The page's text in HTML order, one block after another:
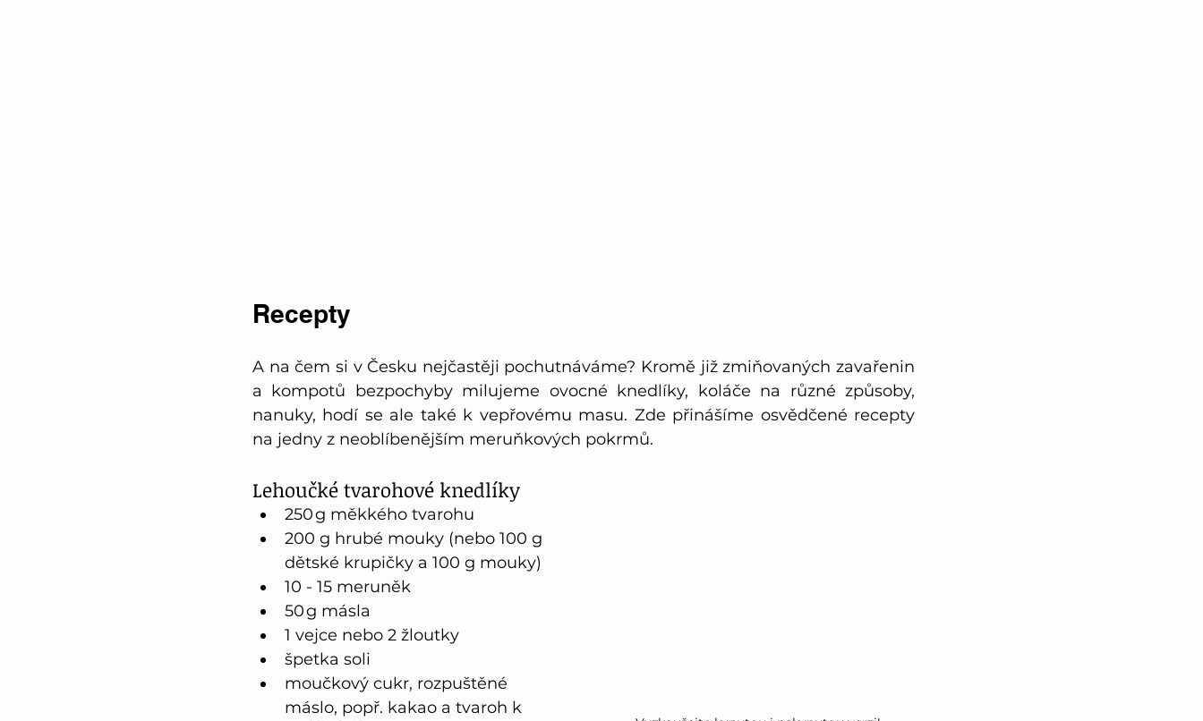
Recepty
A na čem si v Česku nejčastěji pochutnáváme? Kromě již zmiňovaných zavařenin
a kompotů bezpochyby milujeme ovocné knedlíky, koláče na různé způsoby,
nanuky, hodí se ale také k vepřovému masu. Zde přinášíme osvědčené recepty
na jedny z neoblíbenějším meruňkových pokrmů.
Lehoučké tvarohové knedlíky
250 g měkkého tvarohu
200 g hrubé mouky (nebo 100 g
dětské krupičky a 100 g mouky)
10 - 15 meruněk
50 g másla
1 vejce nebo 2 žloutky
špetka soli
moučkový cukr, rozpuštěné
máslo, popř. kakao a tvaroh k